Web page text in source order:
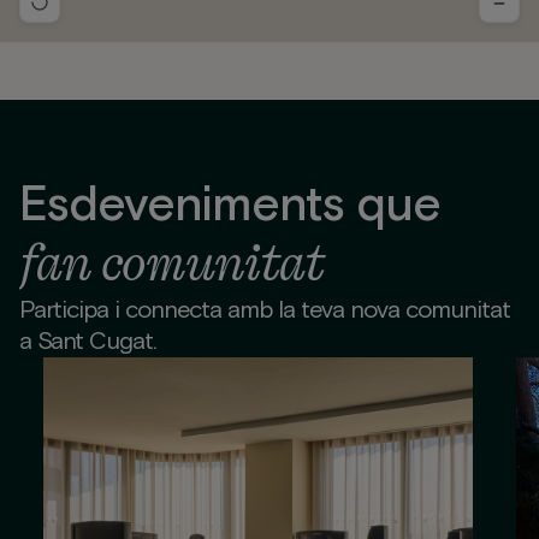
Esdeveniments que
fan comunitat
Participa i connecta amb la teva nova comunitat
a Sant Cugat.